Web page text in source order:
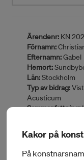
Ärendenr: KN
Förnamn:
Efternamn:Gabel
Hemort:
Län:Stockholm
Typ av bidrag:
Acusticum
Sammanfattning:
40 000 kr
Kakor på
På